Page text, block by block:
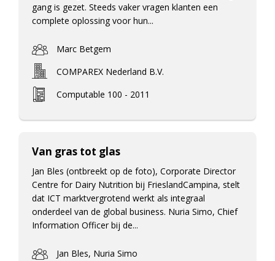
gang is gezet. Steeds vaker vragen klanten een
complete oplossing voor hun...
Marc Betgem
COMPAREX Nederland B.V.
Computable 100 - 2011
Van gras tot glas
Jan Bles (ontbreekt op de foto), Corporate Director
Centre for Dairy Nutrition bij FrieslandCampina, stelt
dat ICT marktvergrotend werkt als integraal
onderdeel van de global business. Nuria Simo, Chief
Information Officer bij de...
Jan Bles, Nuria Simo